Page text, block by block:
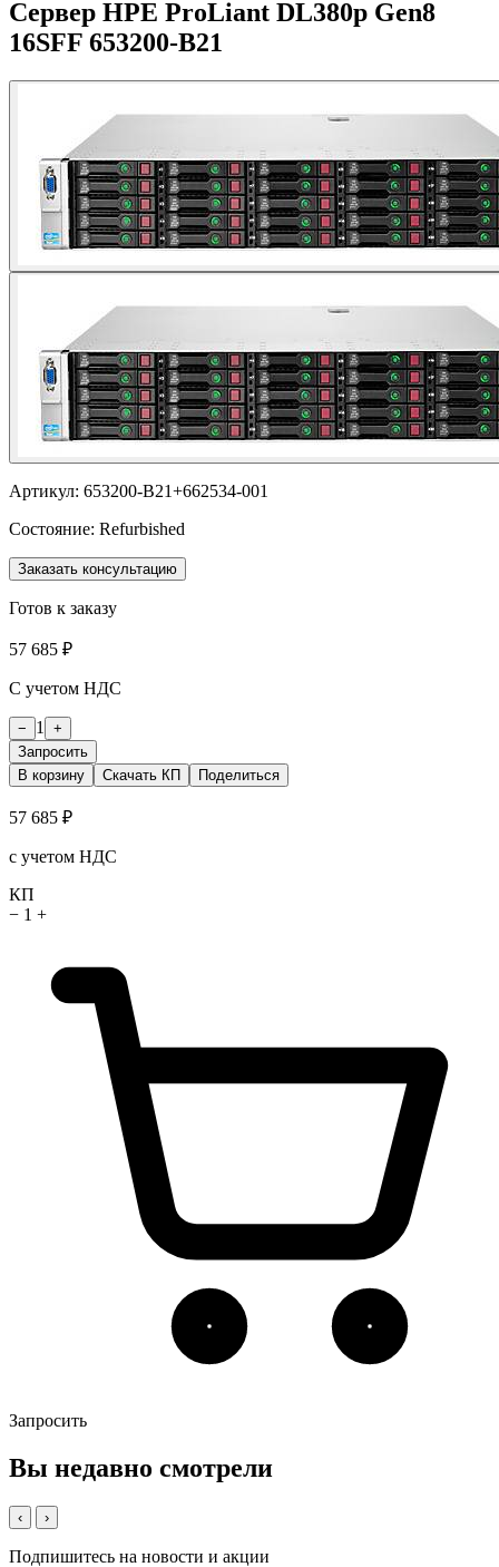
Сервер HPE ProLiant DL380p Gen8
16SFF 653200-B21
Артикул: 653200-B21+662534-001
Состояние: Refurbished
Заказать консультацию
Готов к заказу
57 685 ₽
С учетом НДС
− 1
+
Запросить
В корзину
Скачать КП Поделиться
57 685 ₽
с учетом НДС
КП
− 1 +
Запросить
Вы недавно смотрели
‹ ›
Подпишитесь на новости и акции